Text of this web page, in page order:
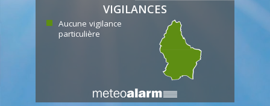
VIGILANCES
Aucune vigilance
particulière